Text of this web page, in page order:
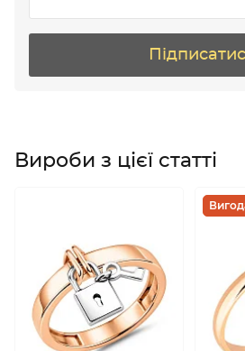
Вироби з цієї статті